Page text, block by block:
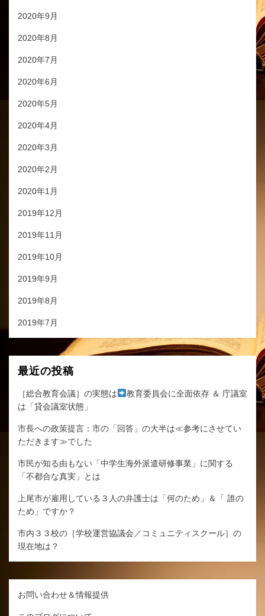
2020年9月
2020年8月
2020年7月
2020年6月
2020年5月
2020年4月
2020年3月
2020年2月
2020年1月
2019年12月
2019年11月
2019年10月
2019年9月
2019年8月
2019年7月
最近の投稿
［総合教育会議］の実態は
教育委員会に全面依存 ＆ 庁議室
は「貸会議室状態」
市長への政策提言：市の「回答」の大半は≪参考にさせてい
ただきます≫でした
市民が知る由もない「中学生海外派遣研修事業」に関する
「不都合な真実」とは
上尾市が雇用している３人の弁護士は「何のため」＆「 誰の
ため」ですか？
市内３３校の［学校運営協議会／コミュニティスクール］の
現在地は？
お問い合わせ＆情報提供